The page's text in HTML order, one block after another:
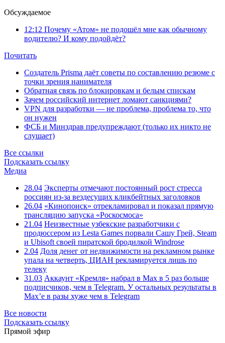
Обсуждаемое
12:12 Почему «Атом» не подошёл мне как обычному
водителю? И кому подойдёт?
Почитать
Создатель Prisma даёт советы по составлению резюме с
точки зрения нанимателя
Обратная связь по блокировкам и белым спискам
Зачем российский интернет ломают санкциями?
VPN для разработки — не проблема, проблема то, что
он нужен
ФСБ и Минздрав предупреждают (только их никто не
слушает)
Все ссылки
Подсказать ссылку
Медиа
28.04 Эксперты отмечают постоянный рост стресса
россиян из-за вездесущих кликбейтных заголовков
26.04 «Кинопоиск» отрекламировал и показал прямую
трансляцию запуска «Роскосмоса»
21.04 Неизвестные узбекские разработчики с
продюссером из Lesta Games порвали Сашу Грей, Steam
и Ubisoft своей пиратской бродилкой Windrose
2.04 Доля денег от недвижимости на рекламном рынке
упала на четверть, ЦИАН рекламируется лишь по
телеку
31.03 Аккаунт «Кремля» набрал в Max в 5 раз больше
подписчиков, чем в Telegram. У остальных результаты в
Max’е в разы хуже чем в Telegram
Все новости
Подсказать ссылку
Прямой эфир